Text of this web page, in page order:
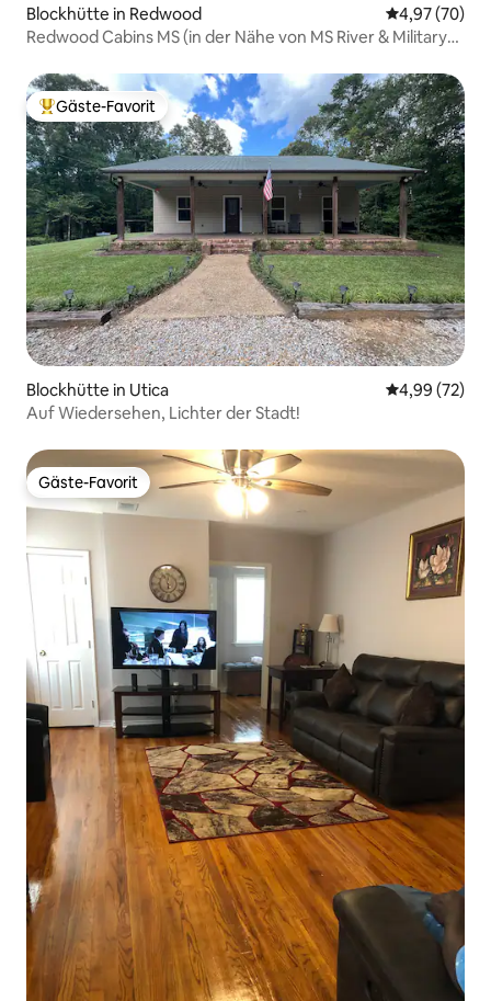
Blockhütte in Redwood
4,97 (70)
Redwood Cabins MS (in der Nähe von MS River & Military
Beliebter Gäste-Favorit.
Gäste-Favorit
Blockhütte in Utica
4,99 (72)
Auf Wiedersehen, Lichter der Stadt!
Gäste-Favorit
Gäste-Favorit